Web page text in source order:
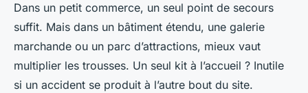
Dans un petit commerce, un seul point de secours
suffit. Mais dans un bâtiment étendu, une galerie
marchande ou un parc d’attractions, mieux vaut
multiplier les trousses. Un seul kit à l’accueil ? Inutile
si un accident se produit à l’autre bout du site.